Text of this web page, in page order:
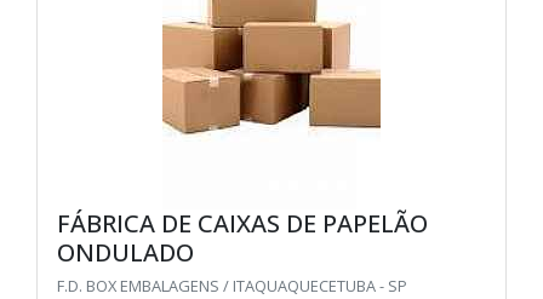
FÁBRICA DE CAIXAS DE PAPELÃO
ONDULADO
F.D. BOX EMBALAGENS / ITAQUAQUECETUBA - SP